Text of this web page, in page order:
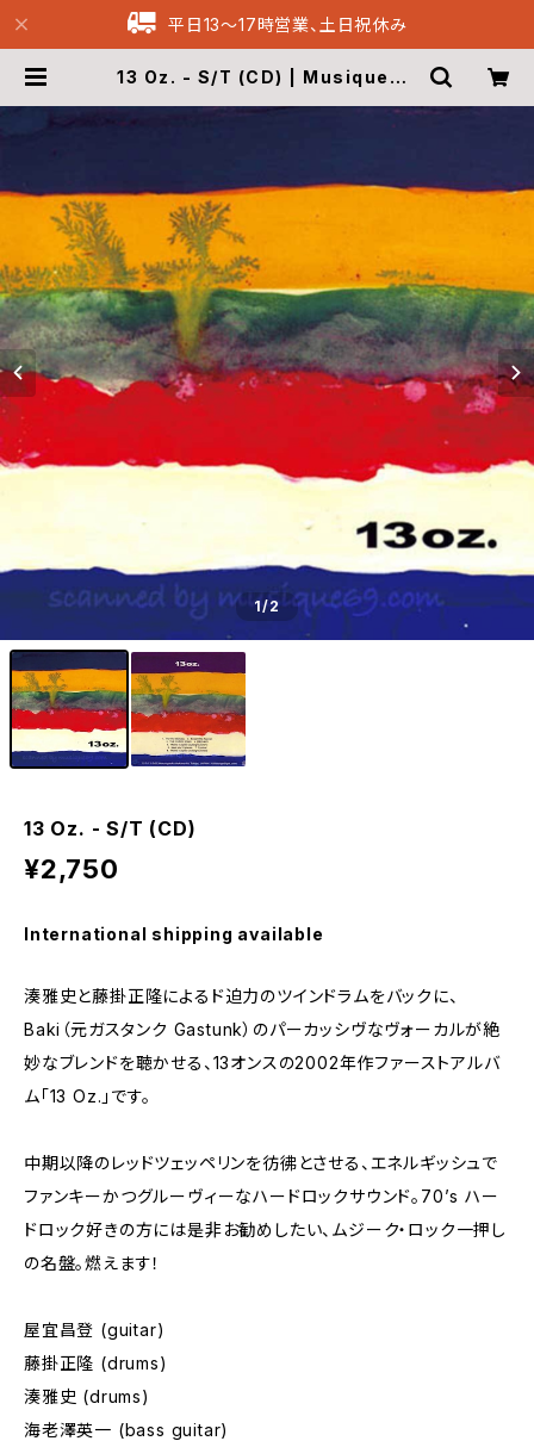
平日13〜17時営業、土日祝休み
13 Oz. - S/T (CD) | Musique69
1/2
13 Oz. - S/T (CD)
¥2,750
International shipping available
湊雅史と藤掛正隆によるド迫力のツインドラムをバックに、
Baki（元ガスタンク Gastunk）のパーカッシヴなヴォーカルが絶
妙なブレンドを聴かせる、13オンスの2002年作ファーストアルバ
ム「13 Oz.」です。
中期以降のレッドツェッペリンを彷彿とさせる、エネルギッシュで
ファンキーかつグルーヴィーなハードロックサウンド。70’s ハー
ドロック好きの方には是非お勧めしたい、ムジーク・ロック一押し
の名盤。燃えます！
屋宜昌登 (guitar)
藤掛正隆 (drums)
湊雅史 (drums)
海老澤英一 (bass guitar)